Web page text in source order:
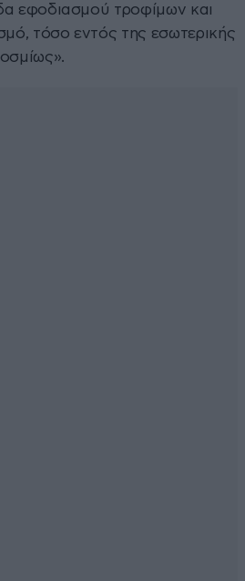
εφοδιασμού τροφίμων και
τόσο εντός της εσωτερικής